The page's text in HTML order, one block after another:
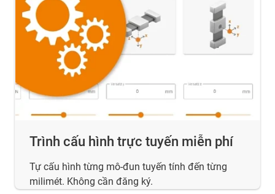
Trình cấu hình trực tuyến miễn phí
Tự cấu hình từng mô-đun tuyến tính đến từng
milimét. Không cần đăng ký.